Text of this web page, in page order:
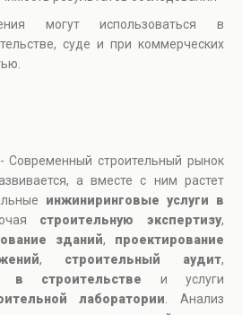
могут использоваться в
суде и при коммерческих
Современный строительный рынок
а вместе с ним растет
инжиниринговые услуги в
строительную экспертизу,
зданий, проектирование
, строительный аудит,
в строительстве и услуги
лаборатории . Анализ